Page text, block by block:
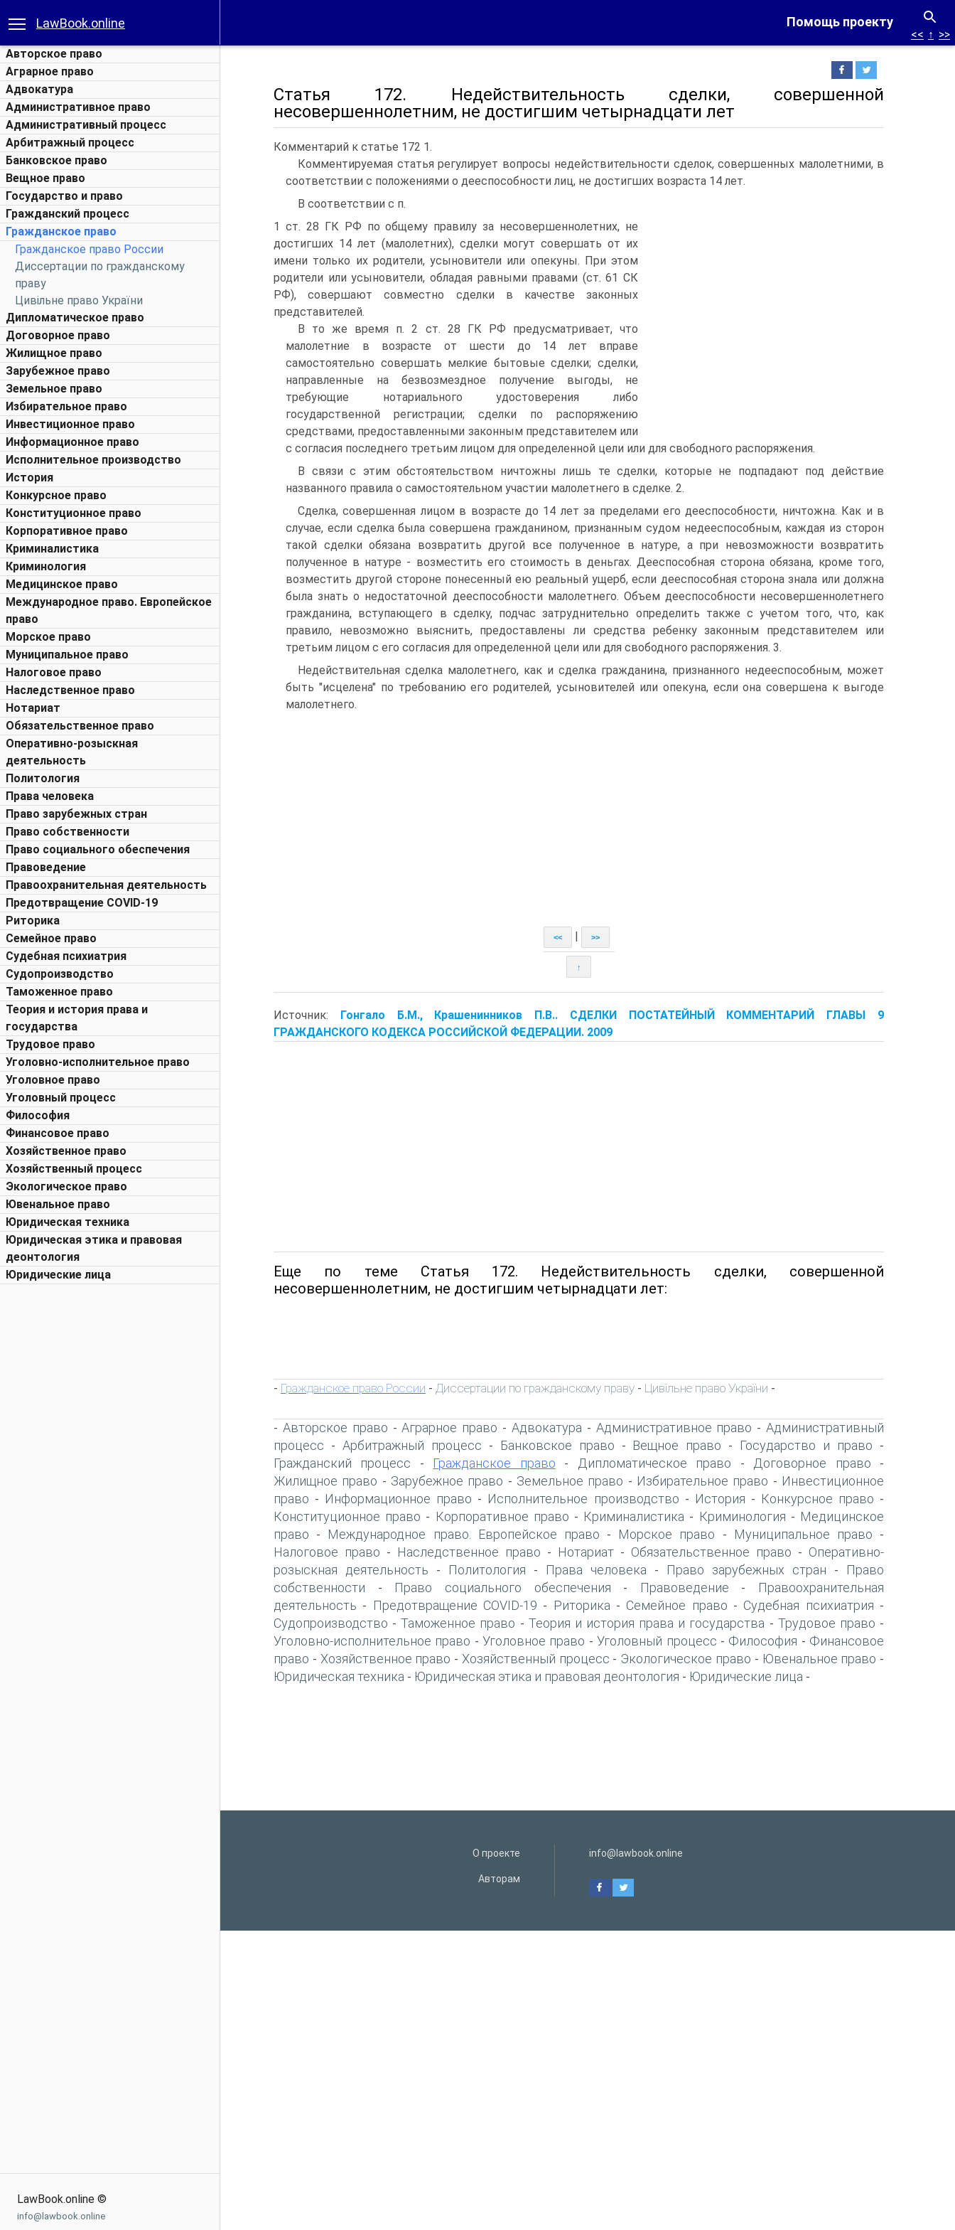
Помощь проекту
LawBook.online
Авторское право
Аграрное право
Адвокатура
Административное право
Административный процесс
Арбитражный процесс
Банковское право
Вещное право
Государство и право
Гражданский процесс
Гражданское право
Гражданское право России
Диссертации по гражданскому
праву
Цивільне право України
Дипломатическое право
Договорное право
Жилищное право
Зарубежное право
Земельное право
Избирательное право
Инвестиционное право
Информационное право
Исполнительное производство
История
Конкурсное право
Конституционное право
Корпоративное право
Криминалистика
Криминология
Медицинское право
Международное право. Европейское
право
Морское право
Муниципальное право
Налоговое право
Наследственное право
Нотариат
Обязательственное право
Оперативно-розыскная
деятельность
Политология
Права человека
Право зарубежных стран
Право собственности
Право социального обеспечения
Правоведение
Правоохранительная деятельность
Предотвращение COVID-19
Риторика
Семейное право
Судебная психиатрия
Судопроизводство
Таможенное право
Теория и история права и
государства
Трудовое право
Уголовно-исполнительное право
Уголовное право
Уголовный процесс
Философия
Финансовое право
Хозяйственное право
Хозяйственный процесс
Экологическое право
Ювенальное право
Юридическая техника
Юридическая этика и правовая
деонтология
Юридические лица
LawBook.online ©
info@lawbook.online
<< ↑ >>
Статья 172. Недействительность сделки, совершенной
несовершеннолетним, не достигшим четырнадцати лет
Комментарий к статье 172 1.
Комментируемая статья регулирует вопросы недействительности сделок, совершенных малолетними, в
соответствии с положениями о дееспособности лиц, не достигших возраста 14 лет.
В соответствии с п.
1 ст. 28 ГК РФ по общему правилу за несовершеннолетних, не
достигших 14 лет (малолетних), сделки могут совершать от их
имени только их родители, усыновители или опекуны. При этом
родители или усыновители, обладая равными правами (ст. 61 СК
РФ), совершают совместно сделки в качестве законных
представителей.
В то же время п. 2 ст. 28 ГК РФ предусматривает, что
малолетние в возрасте от шести до 14 лет вправе
самостоятельно совершать мелкие бытовые сделки; сделки,
направленные на безвозмездное получение выгоды, не
требующие нотариального удостоверения либо
государственной регистрации; сделки по распоряжению
средствами, предоставленными законным представителем или
с согласия последнего третьим лицом для определенной цели или для свободного распоряжения.
В связи с этим обстоятельством ничтожны лишь те сделки, которые не подпадают под действие
названного правила о самостоятельном участии малолетнего в сделке. 2.
Сделка, совершенная лицом в возрасте до 14 лет за пределами его дееспособности, ничтожна. Как и в
случае, если сделка была совершена гражданином, признанным судом недееспособным, каждая из сторон
такой сделки обязана возвратить другой все полученное в натуре, а при невозможности возвратить
полученное в натуре - возместить его стоимость в деньгах. Дееспособная сторона обязана, кроме того,
возместить другой стороне понесенный ею реальный ущерб, если дееспособная сторона знала или должна
была знать о недостаточной дееспособности малолетнего. Объем дееспособности несовершеннолетнего
гражданина, вступающего в сделку, подчас затруднительно определить также с учетом того, что, как
правило, невозможно выяснить, предоставлены ли средства ребенку законным представителем или
третьим лицом с его согласия для определенной цели или для свободного распоряжения. 3.
Недействительная сделка малолетнего, как и сделка гражданина, признанного недееспособным, может
быть "исцелена" по требованию его родителей, усыновителей или опекуна, если она совершена к выгоде
малолетнего.
<< >>
↑
Источник: Гонгало Б.М., Крашенинников П.В.. СДЕЛКИ ПОСТАТЕЙНЫЙ КОММЕНТАРИЙ ГЛАВЫ 9
ГРАЖДАНСКОГО КОДЕКСА РОССИЙСКОЙ ФЕДЕРАЦИИ. 2009
Еще по теме Статья 172. Недействительность сделки, совершенной
несовершеннолетним, не достигшим четырнадцати лет:
- Гражданское право России - Диссертации по гражданскому праву - Цивільне право України -
- Авторское право -Аграрное право - Адвокатура - Административное право -Административный
процесс - Арбитражный процесс - Банковское право - Вещное право - Государство и право -
Гражданский процесс - Гражданское право - Дипломатическое право - Договорное право -
Жилищное право - Зарубежное право - Земельное право - Избирательное право - Инвестиционное
право - Информационное право - Исполнительное производство - История - Конкурсное право -
Конституционное право - Корпоративное право - Криминалистика - Криминология - Медицинское
право - Международное право. Европейское право - Морское право - Муниципальное право -
Налоговое право - Наследственное право - Нотариат - Обязательственное право - Оперативно-
розыскная деятельность - Политология - Права человека - Право зарубежных стран -
Право
собственности - Право социального обеспечения - Правоведение -
Правоохранительная
деятельность - Предотвращение COVID-19 - Риторика - Семейное право - Судебная психиатрия -
Судопроизводство -Таможенное право - Теория и история права и государства - Трудовое право -
Уголовно-исполнительное право -Уголовное право -Уголовный процесс - Философия - Финансовое
право - Хозяйственное право - Хозяйственный процесс - Экологическое право - Ювенальное право -
Юридическая техника - Юридическая этика и правовая деонтология - Юридические лица -
О проекте
Авторам
info@lawbook.online